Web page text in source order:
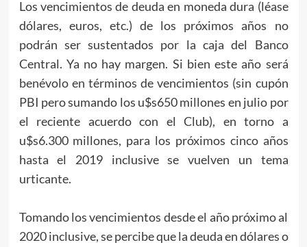
Los vencimientos de deuda en moneda dura (léase
dólares, euros, etc.) de los próximos años no
podrán ser sustentados por la caja del Banco
Central. Ya no hay margen. Si bien este año será
benévolo en términos de vencimientos (sin cupón
PBI pero sumando los u$s650 millones en julio por
el reciente acuerdo con el Club), en torno a
u$s6.300 millones, para los próximos cinco años
hasta el 2019 inclusive se vuelven un tema
urticante.
Tomando los vencimientos desde el año próximo al
2020 inclusive, se percibe que la deuda en dólares o